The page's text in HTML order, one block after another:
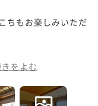
ちもお楽しみいただ
をよむ